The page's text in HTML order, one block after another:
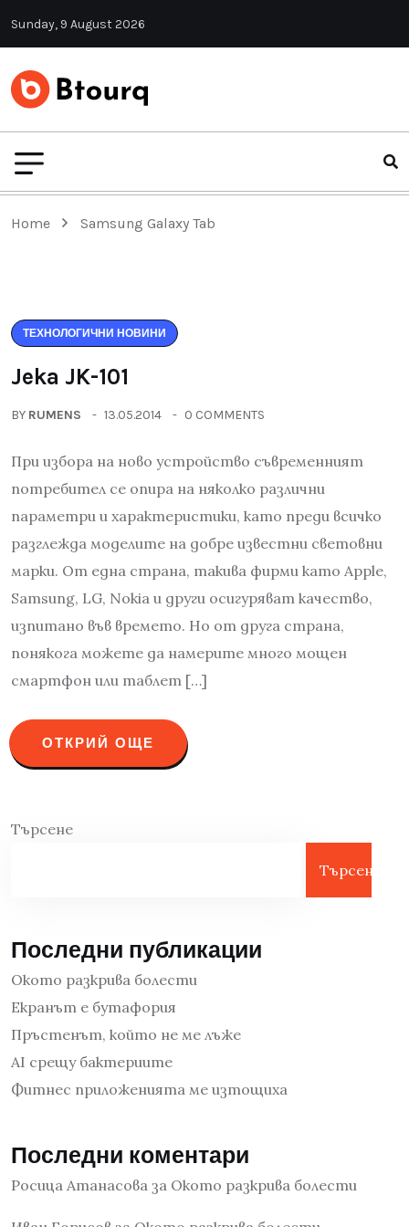
Sunday, 9 August 2026
Home Samsung Galaxy Tab
ТЕХНОЛОГИЧНИ НОВИНИ
Jeka JK-101
BY RUMENS 13.05.2014 0 COMMENTS
При избора на ново устройство съвременният
потребител се опира на няколко различни
параметри и характеристики, като преди всичко
разглежда моделите на добре известни световни
марки. От една страна, такива фирми като Apple,
Samsung, LG, Nokia и други осигуряват качество,
изпитано във времето. Но от друга страна,
понякога можете да намерите много мощен
смартфон или таблет […]
ОТКРИЙ ОЩЕ
Търсене
Търсене
Последни публикации
Окото разкрива болести
Екранът е бутафория
Пръстенът, който не ме лъже
AI срещу бактериите
Фитнес приложенията ме изтощиха
Последни коментари
Росица Атанасова за Окото разкрива болести